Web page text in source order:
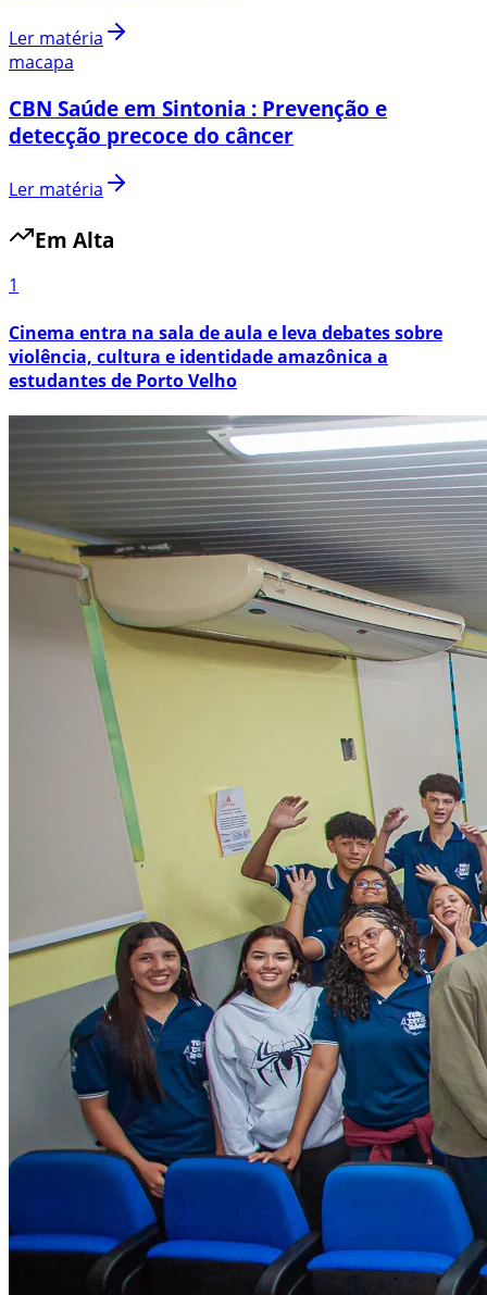
Ler matéria
macapa
CBN Saúde em Sintonia : Prevenção e
detecção precoce do câncer
Ler matéria
Em Alta
1
Cinema entra na sala de aula e leva debates sobre
violência, cultura e identidade amazônica a
estudantes de Porto Velho